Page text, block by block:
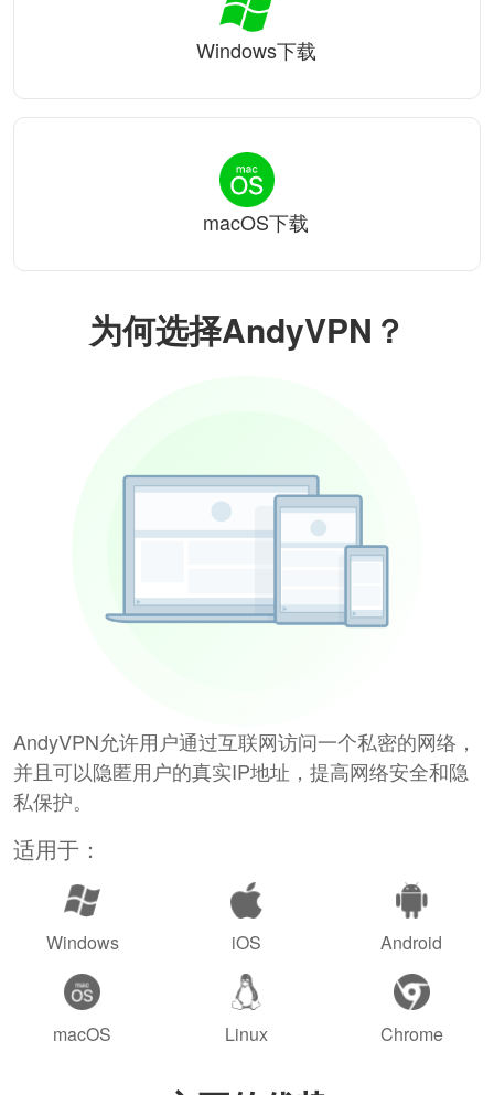
为何选择AndyVPN？
AndyVPN允许用户通过互联网访问一个私密的网络，
并且可以隐匿用户的真实IP地址，提高网络安全和隐
私保护。
适用于：
Windows iOS Android
macOS Linux Chrome
Windows下载
macOS下载